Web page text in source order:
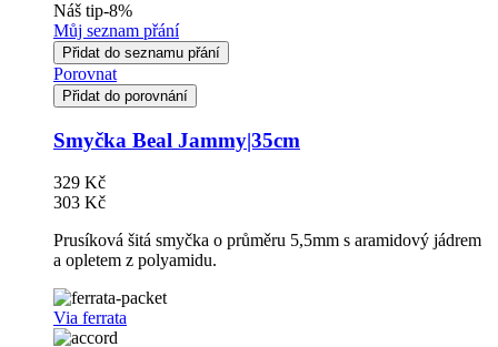
Náš tip-8%
Můj seznam přání
Přidat do seznamu přání
Porovnat
Přidat do porovnání
Smyčka Beal Jammy|35cm
329 Kč
303 Kč
Prusíková šitá smyčka o průměru 5,5mm s aramidový jádrem
a opletem z polyamidu.
Via ferrata